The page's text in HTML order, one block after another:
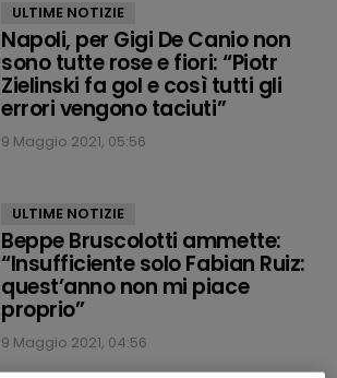
ULTIME NOTIZIE
Napoli, per Gigi De Canio non
sono tutte rose e fiori: “Piotr
Zielinski fa gol e così tutti gli
errori vengono taciuti”
9 Maggio 2021, 05:56
ULTIME NOTIZIE
Beppe Bruscolotti ammette:
“Insufficiente solo Fabian Ruiz:
quest’anno non mi piace
proprio”
9 Maggio 2021, 04:56